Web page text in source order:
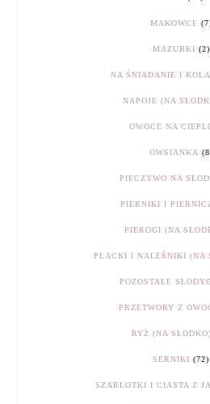
MAKOWCE
MAZURKI (2)
NA ŚNIADANIE I
NAPOJE (NA
OWOCE NA
OWSIANKA
PIECZYWO NA
PIERNIKI I
PIEROGI (NA
PLACKI I NALEŚNIKI (NA
POZOSTAŁE
PRZETWORY Z
RYŻ (NA SŁODKO)
SERNIKI (72)
SZARLOTKI I CIASTA Z